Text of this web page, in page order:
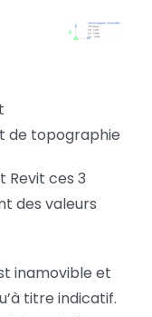
projet
Revit ces 3
des valeurs
inamovible et
titre indicatif.